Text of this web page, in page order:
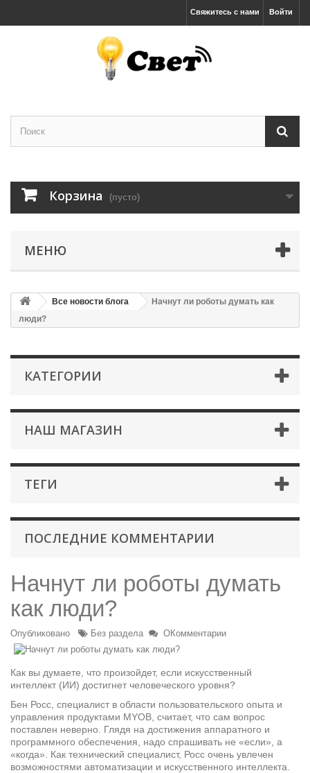
Войти
Свяжитесь с нами
Корзина (пусто)
МЕНЮ
Все новости блога
Начнут ли роботы думать как
люди?
КАТЕГОРИИ
НАШ МАГАЗИН
ТЕГИ
ПОСЛЕДНИЕ КОММЕНТАРИИ
Начнут ли роботы думать
как люди?
Опубликовано Без раздела ОКомментарии
Как вы думаете, что произойдет, если искусственный
интеллект (ИИ) достигнет человеческого уровня?
Бен Росс, специалист в области пользовательского опыта и
управления продуктами MYOB, считает, что сам вопрос
поставлен неверно. Глядя на достижения аппаратного и
программного обеспечения, надо спрашивать не «если», а
«когда». Как технический специалист, Росс очень увлечен
возможностями автоматизации и искусственного интеллекта.